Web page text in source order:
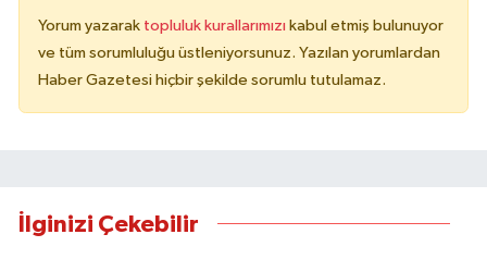
Yorum yazarak topluluk kurallarımızı kabul etmiş bulunuyor
ve tüm sorumluluğu üstleniyorsunuz. Yazılan yorumlardan
Haber Gazetesi hiçbir şekilde sorumlu tutulamaz.
İlginizi Çekebilir